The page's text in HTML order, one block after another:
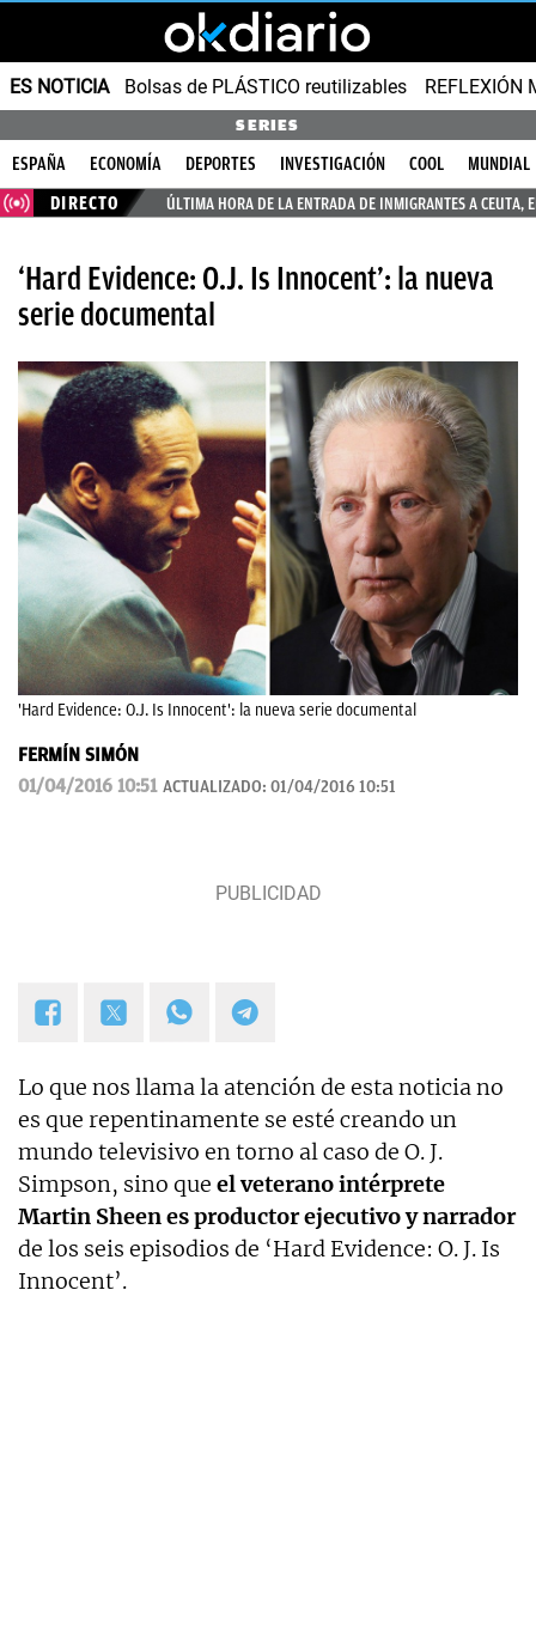
ES NOTICIA Bolsas de PLÁSTICO reutilizables REFLEXIÓN
SERIES
ESPAÑA ECONOMÍA DEPORTES INVESTIGACIÓN COOL
MUNDIAL
DIRECTO
ÚLTIMA HORA DE LA ENTRADA DE INMIGRANTES A CEUTA,
‘Hard Evidence: O.J. Is Innocent’: la nueva
serie documental
'Hard Evidence: O.J. Is Innocent': la nueva serie documental
FERMÍN SIMÓN
01/04/2016 10:51 ACTUALIZADO: 01/04/2016 10:51
Lo que nos llama la atención de esta noticia no
es que repentinamente se esté creando un
mundo televisivo en torno al caso de O. J.
Simpson, sino que el veterano intérprete
Martin Sheen es productor ejecutivo y narrador
de los seis episodios de ‘Hard Evidence: O. J. Is
Innocent’.